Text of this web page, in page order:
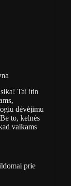
Tai itin
dėvėjimu
to, kelnės
vaikams
prie